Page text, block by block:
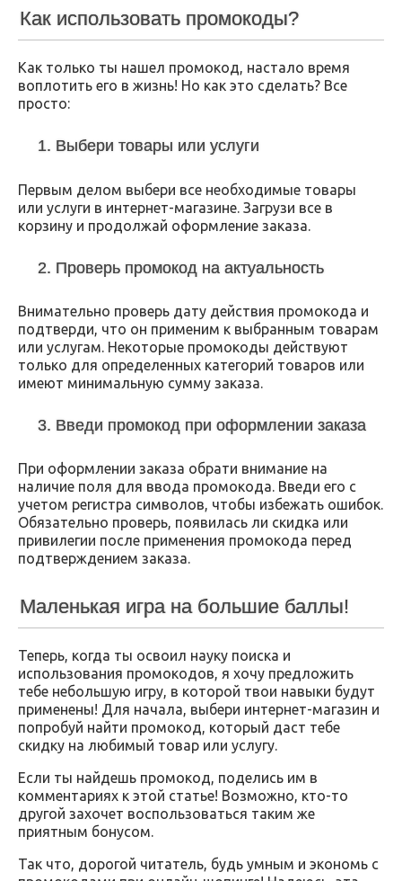
Как использовать промокоды?
Как только ты нашел промокод, настало время
воплотить его в жизнь! Но как это сделать? Все
просто:
1. Выбери товары или услуги
Первым делом выбери все необходимые товары
или услуги в интернет-магазине. Загрузи все в
корзину и продолжай оформление заказа.
2. Проверь промокод на актуальность
Внимательно проверь дату действия промокода и
подтверди, что он применим к выбранным товарам
или услугам. Некоторые промокоды действуют
только для определенных категорий товаров или
имеют минимальную сумму заказа.
3. Введи промокод при оформлении заказа
При оформлении заказа обрати внимание на
наличие поля для ввода промокода. Введи его с
учетом регистра символов, чтобы избежать ошибок.
Обязательно проверь, появилась ли скидка или
привилегии после применения промокода перед
подтверждением заказа.
Маленькая игра на большие баллы!
Теперь, когда ты освоил науку поиска и
использования промокодов, я хочу предложить
тебе небольшую игру, в которой твои навыки будут
применены! Для начала, выбери интернет-магазин и
попробуй найти промокод, который даст тебе
скидку на любимый товар или услугу.
Если ты найдешь промокод, поделись им в
комментариях к этой статье! Возможно, кто-то
другой захочет воспользоваться таким же
приятным бонусом.
Так что, дорогой читатель, будь умным и экономь с